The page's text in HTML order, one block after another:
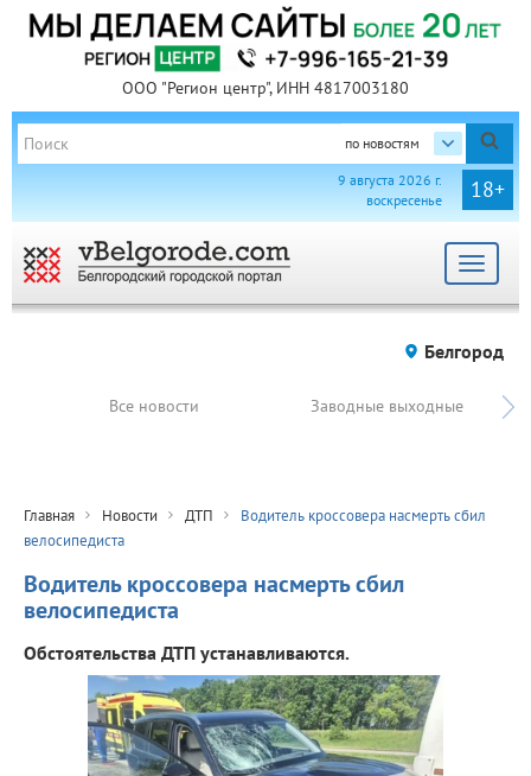
ООО "Регион центр", ИНН 4817003180
по новостям
18+
9 августа 2026 г.
воскресенье
Toggle
Белгород
Все новости Заводные выходные
Главная Новости ДТП
Водитель кроссовера насмерть сбил
велосипедиста
Водитель кроссовера насмерть сбил
велосипедиста
Обстоятельства ДТП устанавливаются.